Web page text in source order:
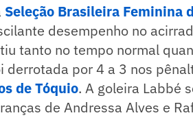
Seleção Brasileira Feminina
desempenho no
tanto no tempo normal
derrotada por 4 a 3 nos
de Tóquio. A goleira Labbé
de Andressa Alves e